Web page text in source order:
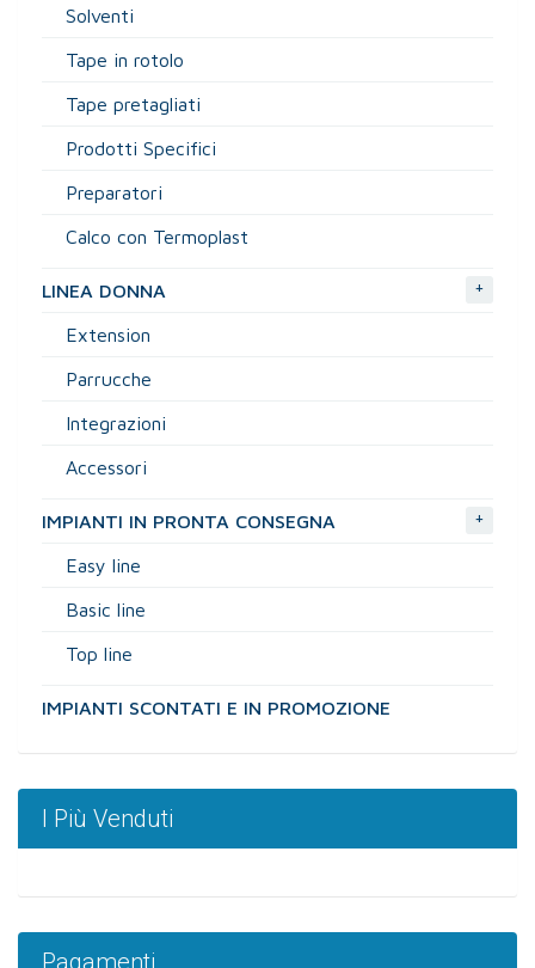
Solventi
Tape in rotolo
Tape pretagliati
Prodotti Specifici
Preparatori
Calco con Termoplast
LINEA DONNA +
Extension
Parrucche
Integrazioni
Accessori
IMPIANTI IN PRONTA CONSEGNA +
Easy line
Basic line
Top line
IMPIANTI SCONTATI E IN PROMOZIONE
I Più Venduti